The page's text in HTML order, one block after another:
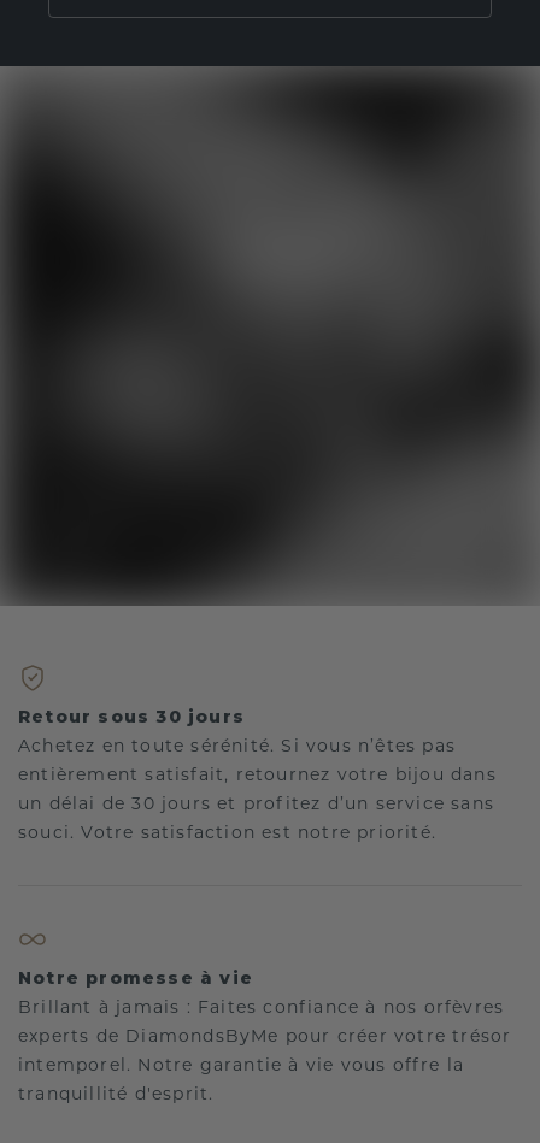
Retour sous 30 jours
Achetez en toute sérénité. Si vous n’êtes pas
entièrement satisfait, retournez votre bijou dans
un délai de 30 jours et profitez d’un service sans
souci. Votre satisfaction est notre priorité.
Notre promesse à vie
Brillant à jamais : Faites confiance à nos orfèvres
experts de DiamondsByMe pour créer votre trésor
intemporel. Notre garantie à vie vous offre la
tranquillité d'esprit.